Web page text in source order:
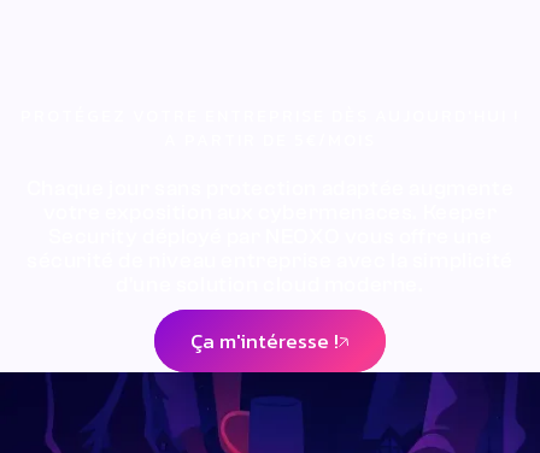
Ça m'intéresse !
Ça m'intéresse !